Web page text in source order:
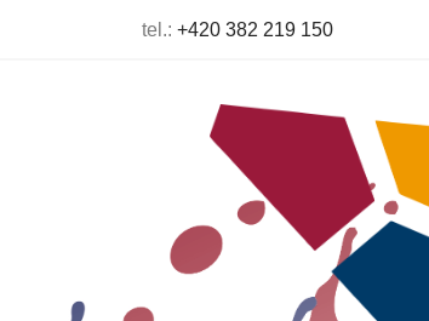
tel.: +420 382 219 150